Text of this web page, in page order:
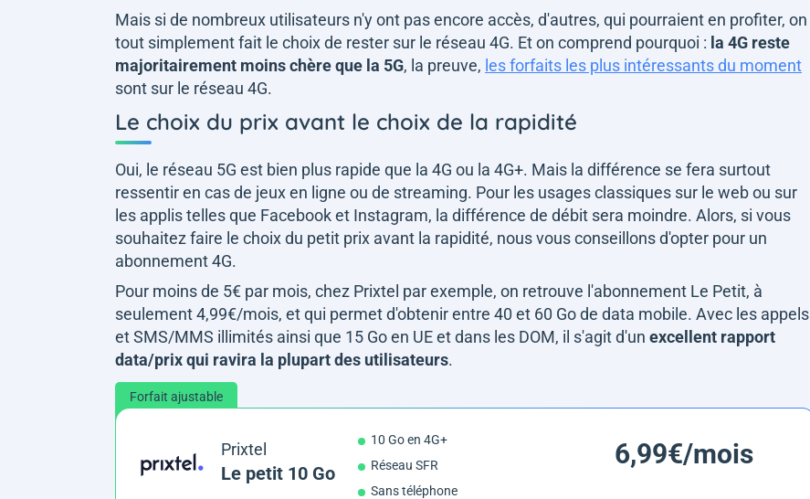
Mais si de nombreux utilisateurs n'y ont pas encore accès, d'autres, qui pourraient en profiter, on
tout simplement fait le choix de rester sur le réseau 4G. Et on comprend pourquoi : la 4G reste
majoritairement moins chère que la 5G, la preuve, les forfaits les plus intéressants du moment
sont sur le réseau 4G.
Le choix du prix avant le choix de la rapidité
Oui, le réseau 5G est bien plus rapide que la 4G ou la 4G+. Mais la différence se fera surtout
ressentir en cas de jeux en ligne ou de streaming. Pour les usages classiques sur le web ou sur
les applis telles que Facebook et Instagram, la différence de débit sera moindre. Alors, si vous
souhaitez faire le choix du petit prix avant la rapidité, nous vous conseillons d'opter pour un
abonnement 4G.
Pour moins de 5€ par mois, chez Prixtel par exemple, on retrouve l'abonnement Le Petit, à
seulement 4,99€/mois, et qui permet d'obtenir entre 40 et 60 Go de data mobile. Avec les appels
et SMS/MMS illimités ainsi que 15 Go en UE et dans les DOM, il s'agit d'un excellent rapport
data/prix qui ravira la plupart des utilisateurs.
Forfait ajustable
Prixtel
Le petit 10 Go
10 Go en 4G+
Réseau SFR
Sans téléphone
6,99€/mois